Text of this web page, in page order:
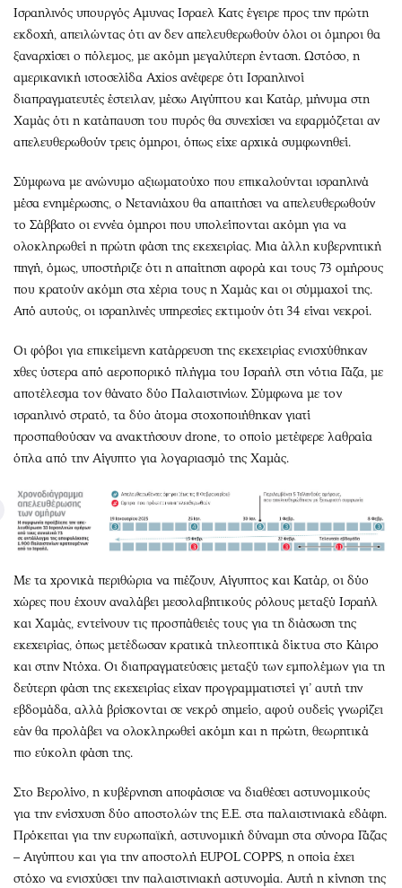
Ισραηλινός υπουργός Aμυνας Iσραελ Κατς έγειρε προς την πρώτη
εκδοχή, απειλώντας ότι αν δεν απελευθερωθούν όλοι οι όμηροι θα
ξαναρχίσει ο πόλεμος, με ακόμη μεγαλύτερη ένταση. Ωστόσο, η
αμερικανική ιστοσελίδα Axios ανέφερε ότι Ισραηλινοί
διαπραγματευτές έστειλαν, μέσω Αιγύπτου και Κατάρ, μήνυμα στη
Χαμάς ότι η κατάπαυση του πυρός θα συνεχίσει να εφαρμόζεται αν
απελευθερωθούν τρεις όμηροι, όπως είχε αρχικά συμφωνηθεί.
Σύμφωνα με ανώνυμο αξιωματούχο που επικαλούνται ισραηλινά
μέσα ενημέρωσης, ο Νετανιάχου θα απαιτήσει να απελευθερωθούν
το Σάββατο οι εννέα όμηροι που υπολείπονται ακόμη για να
ολοκληρωθεί η πρώτη φάση της εκεχειρίας. Μια άλλη κυβερνητική
πηγή, όμως, υποστήριζε ότι η απαίτηση αφορά και τους 73 ομήρους
που κρατούν ακόμη στα χέρια τους η Χαμάς και οι σύμμαχοί της.
Από αυτούς, οι ισραηλινές υπηρεσίες εκτιμούν ότι 34 είναι νεκροί.
Οι φόβοι για επικείμενη κατάρρευση της εκεχειρίας ενισχύθηκαν
χθες ύστερα από αεροπορικό πλήγμα του Ισραήλ στη νότια Γάζα, με
αποτέλεσμα τον θάνατο δύο Παλαιστινίων. Σύμφωνα με τον
ισραηλινό στρατό, τα δύο άτομα στοχοποιήθηκαν γιατί
προσπαθούσαν να ανακτήσουν drone, το οποίο μετέφερε λαθραία
όπλα από την Αίγυπτο για λογαριασμό της Χαμάς.
Με τα χρονικά περιθώρια να πιέζουν, Αίγυπτος και Κατάρ, οι δύο
χώρες που έχουν αναλάβει μεσολαβητικούς ρόλους μεταξύ Ισραήλ
και Χαμάς, εντείνουν τις προσπάθειές τους για τη διάσωση της
εκεχειρίας, όπως μετέδωσαν κρατικά τηλεοπτικά δίκτυα στο Κάιρο
και στην Ντόχα. Οι διαπραγματεύσεις μεταξύ των εμπολέμων για τη
δεύτερη φάση της εκεχειρίας είχαν προγραμματιστεί γι’ αυτή την
εβδομάδα, αλλά βρίσκονται σε νεκρό σημείο, αφού ουδείς γνωρίζει
εάν θα προλάβει να ολοκληρωθεί ακόμη και η πρώτη, θεωρητικά
πιο εύκολη φάση της.
Στο Βερολίνο, η κυβέρνηση αποφάσισε να διαθέσει αστυνομικούς
για την ενίσχυση δύο αποστολών της Ε.Ε. στα παλαιστινιακά εδάφη.
Πρόκειται για την ευρωπαϊκή, αστυνομική δύναμη στα σύνορα Γάζας
– Αιγύπτου και για την αποστολή EUPOL COPPS, η οποία έχει
στόχο να ενισχύσει την παλαιστινιακή αστυνομία. Αυτή η κίνηση της